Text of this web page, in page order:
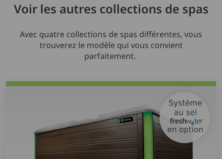
Voir les autres collections de spas
Avec quatre collections de spas différentes, vous
trouverez le modèle qui vous convient
parfaitement.